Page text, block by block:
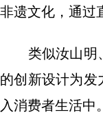
非遗文化，通过
类似汝山明、
的创新设计为发
入消费者生活中。